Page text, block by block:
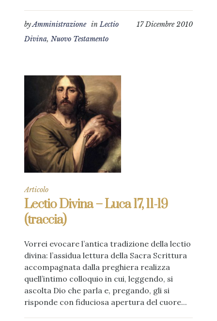
17 Dicembre 2010
byAmministrazione inLectio
Divina, Nuovo Testamento
Articolo
Lectio Divina – Luca 17, 11-19
(traccia)
Vorrei evocare l’antica tradizione della lectio
divina: l’assidua lettura della Sacra Scrittura
accompagnata dalla preghiera realizza
quell’intimo colloquio in cui, leggendo, si
ascolta Dio che parla e, pregando, gli si
risponde con fiduciosa apertura del cuore...